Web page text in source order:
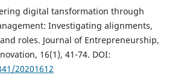
digital tansformation through
Investigating alignments,
roles. Journal of Entrepreneurship,
16(1), 41-74. DOI:
20201612